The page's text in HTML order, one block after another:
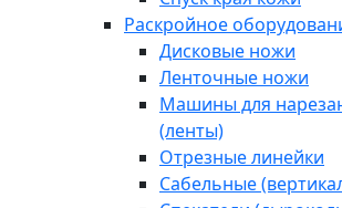
Раскройное
Дисковые ножи
Ленточные ножи
Машины для
(ленты)
Отрезные линейки
Сабельные